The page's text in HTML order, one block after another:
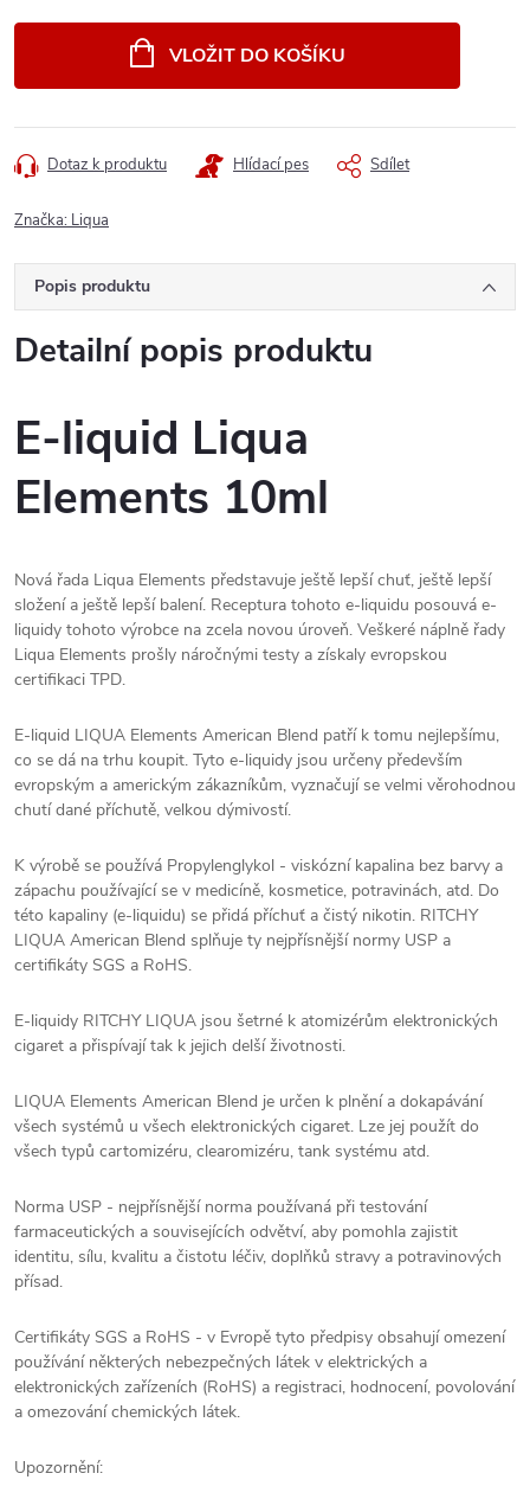
VLOŽIT DO KOŠÍKU
Dotaz k produktu Hlídací pes Sdílet
Značka: Liqua
Popis produktu
Detailní popis produktu
E-liquid Liqua
Elements 10ml
Nová řada Liqua Elements představuje ještě lepší chuť, ještě lepší
složení a ještě lepší balení. Receptura tohoto e-liquidu posouvá e-
liquidy tohoto výrobce na zcela novou úroveň. Veškeré náplně řady
Liqua Elements prošly náročnými testy a získaly evropskou
certifikaci TPD.
E-liquid LIQUA Elements American Blend patří k tomu nejlepšímu,
co se dá na trhu koupit. Tyto e-liquidy jsou určeny především
evropským a americkým zákazníkům, vyznačují se velmi věrohodnou
chutí dané příchutě, velkou dýmivostí.
K výrobě se používá Propylenglykol - viskózní kapalina bez barvy a
zápachu používající se v medicíně, kosmetice, potravinách, atd. Do
této kapaliny (e-liquidu) se přidá příchuť a čistý nikotin. RITCHY
LIQUA American Blend splňuje ty nejpřísnější normy USP a
certifikáty SGS a RoHS.
E-liquidy RITCHY LIQUA jsou šetrné k atomizérům elektronických
cigaret a přispívají tak k jejich delší životnosti.
LIQUA Elements American Blend je určen k plnění a dokapávání
všech systémů u všech elektronických cigaret. Lze jej použít do
všech typů cartomizéru, clearomizéru, tank systému atd.
Norma USP - nejpřísnější norma používaná při testování
farmaceutických a souvisejících odvětví, aby pomohla zajistit
identitu, sílu, kvalitu a čistotu léčiv, doplňků stravy a potravinových
přísad.
Certifikáty SGS a RoHS - v Evropě tyto předpisy obsahují omezení
používání některých nebezpečných látek v elektrických a
elektronických zařízeních (RoHS) a registraci, hodnocení, povolování
a omezování chemických látek.
Upozornění: